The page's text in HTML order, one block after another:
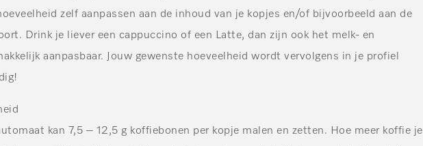
zelf aanpassen aan de inhoud van je kopjes en/of bijvoorbeeld aan de
Drink je liever een cappuccino of een Latte, dan zijn ook het melk- en
aanpasbaar. Jouw gewenste hoeveelheid wordt vervolgens in je profiel
kan 7,5 – 12,5 g koffiebonen per kopje malen en zetten. Hoe meer koffie je